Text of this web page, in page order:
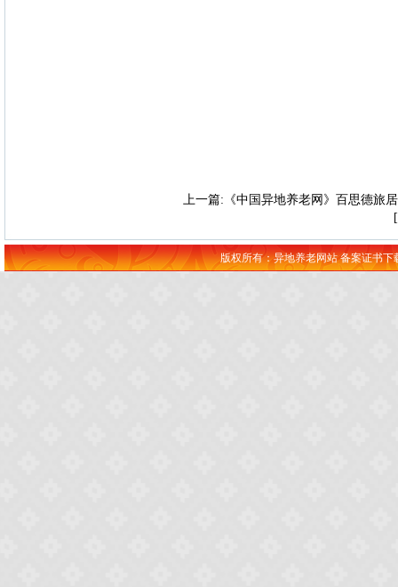
上一篇:《中国异地养老网》百思德旅
版权所有：异地养老网站 备案证书下